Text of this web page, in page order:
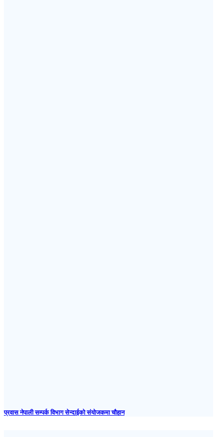
प्रवास नेपाली सम्पर्क विभाग सेन्दाईको संयोजकमा चौहान